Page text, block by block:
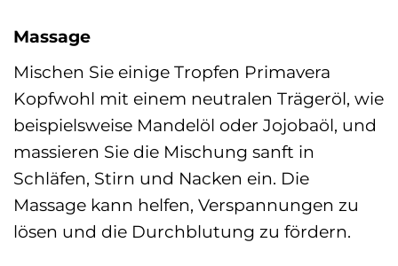
Massage
Mischen Sie einige Tropfen Primavera
Kopfwohl mit einem neutralen Trägeröl, wie
beispielsweise Mandelöl oder Jojobaöl, und
massieren Sie die Mischung sanft in
Schläfen, Stirn und Nacken ein. Die
Massage kann helfen, Verspannungen zu
lösen und die Durchblutung zu fördern.